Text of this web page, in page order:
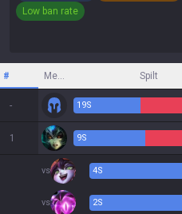
Low ban rate
# Mester Spilt
- 19S
1 9S
vs 4S
vs 2S